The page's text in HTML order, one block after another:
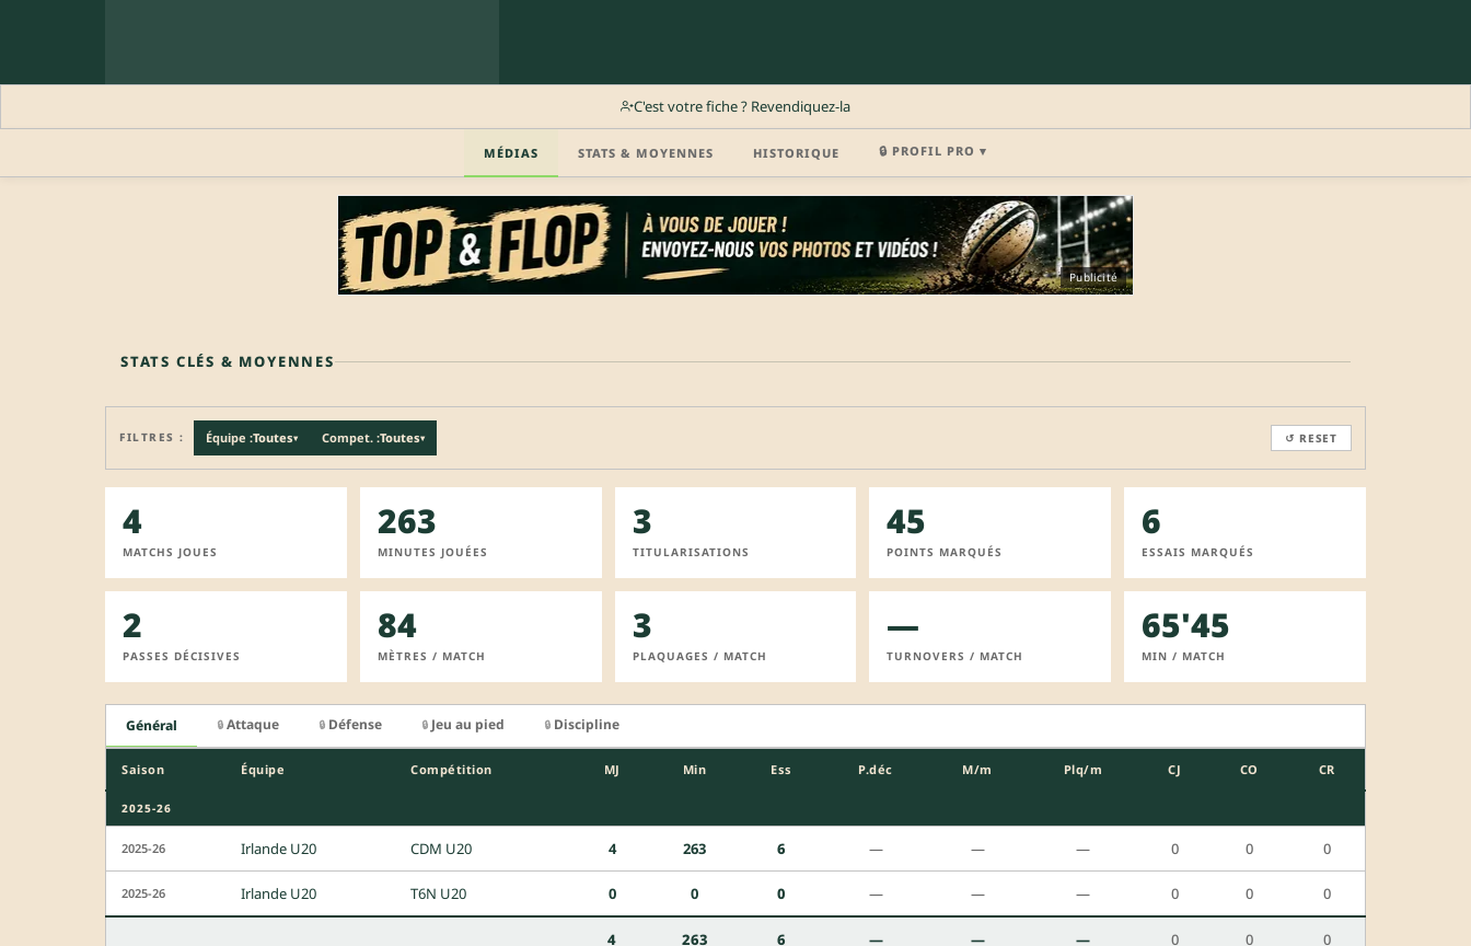
C'est votre fiche ? Revendiquez-la
MÉDIAS STATS & MOYENNES HISTORIQUE 🔒 PROFIL PRO ▾
Profil pro · Réservé aux clubs REJOINDRE LA COMMUNAUTÉ
Publicité
STATS CLÉS & MOYENNES
FILTRES : Équipe :Toutes▾ Compet. :Toutes▾ ↺ RESET
4
MATCHS JOUES
263
MINUTES JOUÉES
3
TITULARISATIONS
45
POINTS MARQUÉS
6
ESSAIS MARQUÉS
2
PASSES DÉCISIVES
84
MÈTRES / MATCH
3
PLAQUAGES / MATCH
—
TURNOVERS / MATCH
65'45
MIN / MATCH
Général 🔒 Attaque 🔒 Défense 🔒 Jeu au pied 🔒 Discipline
Saison Équipe Compétition MJ Min Ess P.déc M/m Plq/m CJ CO CR
2025-26
2025-26 Irlande U20 CDM U20 4 263 6 — — — 0 0 0
2025-26 Irlande U20 T6N U20 0 0 0 — — — 0 0 0
4 263 6 — — — 0 0 0